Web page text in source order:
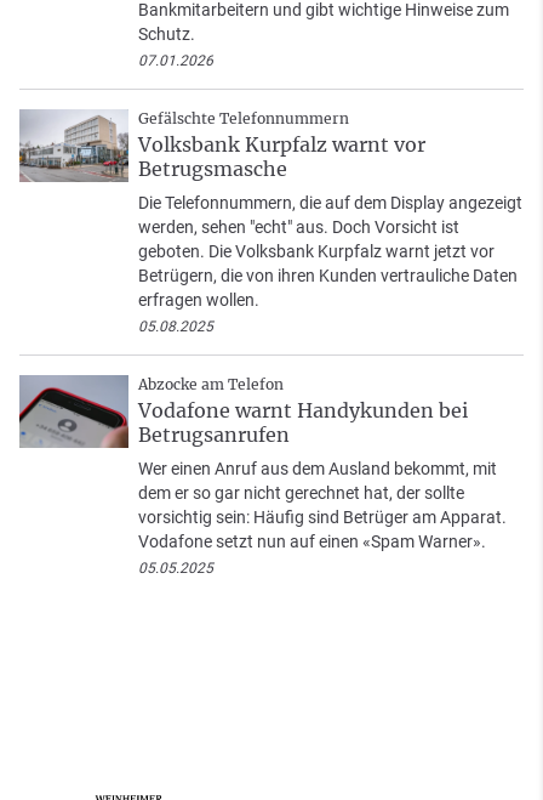
Bankmitarbeitern und gibt wichtige Hinweise zum
Schutz.
07.01.2026
Gefälschte Telefonnummern
Volksbank Kurpfalz warnt vor
Betrugsmasche
Die Telefonnummern, die auf dem Display angezeigt
werden, sehen "echt" aus. Doch Vorsicht ist
geboten. Die Volksbank Kurpfalz warnt jetzt vor
Betrügern, die von ihren Kunden vertrauliche Daten
erfragen wollen.
05.08.2025
Abzocke am Telefon
Vodafone warnt Handykunden bei
Betrugsanrufen
Wer einen Anruf aus dem Ausland bekommt, mit
dem er so gar nicht gerechnet hat, der sollte
vorsichtig sein: Häufig sind Betrüger am Apparat.
Vodafone setzt nun auf einen «Spam Warner».
05.05.2025